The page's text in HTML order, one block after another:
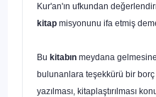
Kur'an'ın ufkundan
kitap misyonunu ifa etmiş
Bu kitabın meydana
bulunanlara teşekkürü bir borç
yazılması, kitaplaştırılması